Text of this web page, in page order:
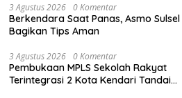
3 Agustus 2026 0 Komentar
Berkendara Saat Panas, Asmo Sulsel
Bagikan Tips Aman
3 Agustus 2026 0 Komentar
Pembukaan MPLS Sekolah Rakyat
Terintegrasi 2 Kota Kendari Tandai